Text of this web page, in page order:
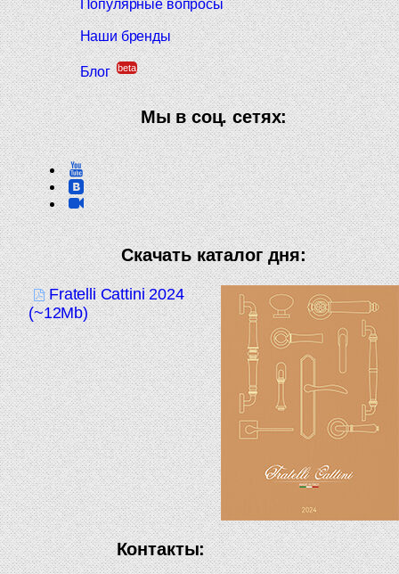
Популярные вопросы
Наши бренды
Блог beta
Мы в соц. сетях:
Скачать каталог дня:
Fratelli Cattini 2024
(~12Mb)
Контакты: